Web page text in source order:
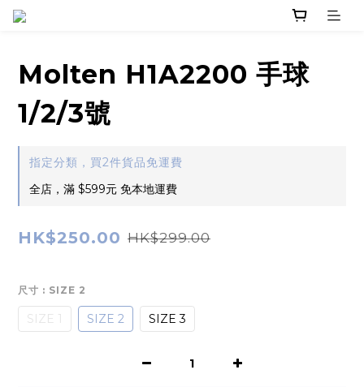
Molten H1A2200 手球
1/2/3號
指定分類，買2件貨品免運費
全店，滿 $599元 免本地運費
HK$250.00 HK$299.00
尺寸 : SIZE 2
SIZE 1 SIZE 2 SIZE 3